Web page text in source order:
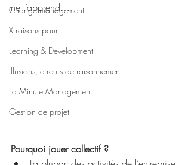
Change management
X raisons pour ...
Learning & Development
Illusions, erreurs de raisonnement
La Minute Management
Gestion de projet
ne l’apprend…
Pourquoi jouer collectif ?